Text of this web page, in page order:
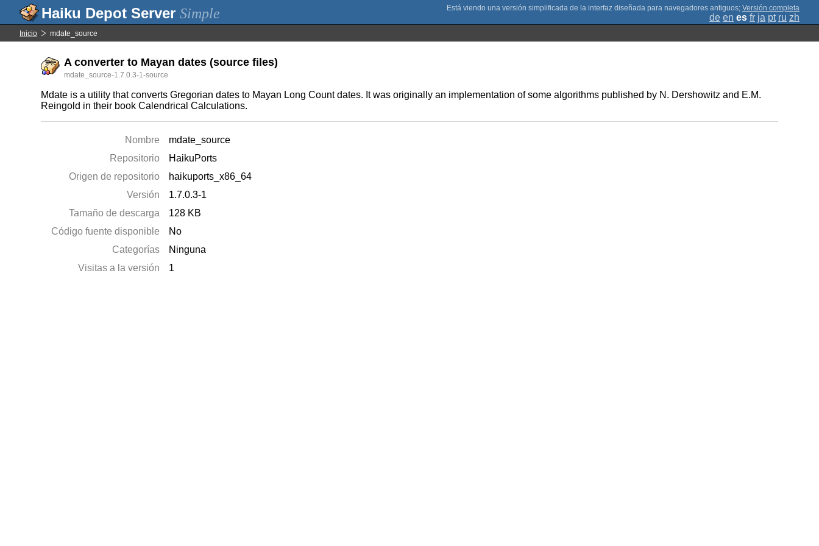
Simple ; Versión completa
de en es fr ja pt ru zh
Inicio mdate_source
A converter to Mayan dates (source files)
mdate_source-1.7.0.3-1-source
Mdate is a utility that converts Gregorian dates to Mayan Long Count dates. It was originally an implementation of some algorithms published by N. Dershowitz and E.M.
Reingold in their book Calendrical Calculations.
Nombre
mdate_source
Repositorio
HaikuPorts
Origen de repositorio
haikuports_x86_64
Versión
1.7.0.3-1
Tamaño de descarga
128 KB
Código fuente disponible
No
Categorías
Ninguna
Visitas a la versión
1